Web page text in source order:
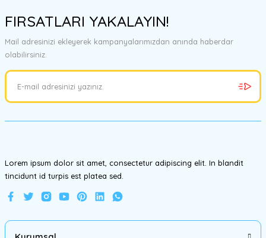
tarafımıza iletebilirsiniz.
Görüş ve önerileriniz için teşekkür ederiz.
Ürün resmi kalitesiz, bozuk veya görüntülenemiyor.
Ürün bilgilerinde hatalar bulunuyor.
FIRSATLARI YAKALAYIN!
Mail adresinizi ekleyerek kampanyalarımızdan anında haberdar
olabilirsiniz.
Lorem ipsum dolor sit amet, consectetur adipiscing elit. In blandit
tincidunt id turpis est platea sed.